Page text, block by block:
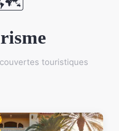
touristiques